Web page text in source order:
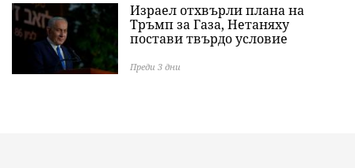
Израел отхвърли плана на
Тръмп за Газа, Нетаняху
постави твърдо условие
Преди 3 дни